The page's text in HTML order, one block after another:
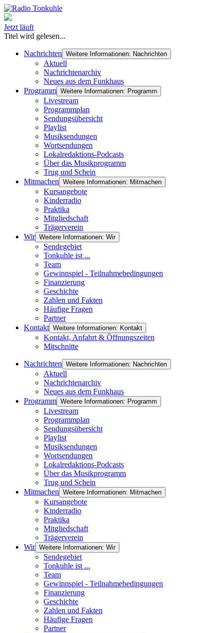
Jetzt läuft
Titel wird gelesen...
Nachrichten Weitere Informationen: Nachrichten
Aktuell
Nachrichtenarchiv
Neues aus dem Funkhaus
Programm Weitere Informationen: Programm
Livestream
Programmplan
Sendungsübersicht
Playlist
Musiksendungen
Wortsendungen
Lokalredaktions-Podcasts
Über das Musikprogramm
Trug und Schein
Mitmachen Weitere Informationen: Mitmachen
Kursangebote
Kinderradio
Praktika
Mitgliedschaft
Trägerverein
Wir Weitere Informationen: Wir
Sendegebiet
Tonkuhle ist ...
Team
Gewinnspiel - Teilnahmebedingungen
Finanzierung
Geschichte
Zahlen und Fakten
Häufige Fragen
Partner
Kontakt Weitere Informationen: Kontakt
Kontakt, Anfahrt & Öffnungszeiten
Mitschnitte
Nachrichten Weitere Informationen: Nachrichten
Aktuell
Nachrichtenarchiv
Neues aus dem Funkhaus
Programm Weitere Informationen: Programm
Livestream
Programmplan
Sendungsübersicht
Playlist
Musiksendungen
Wortsendungen
Lokalredaktions-Podcasts
Über das Musikprogramm
Trug und Schein
Mitmachen Weitere Informationen: Mitmachen
Kursangebote
Kinderradio
Praktika
Mitgliedschaft
Trägerverein
Wir Weitere Informationen: Wir
Sendegebiet
Tonkuhle ist ...
Team
Gewinnspiel - Teilnahmebedingungen
Finanzierung
Geschichte
Zahlen und Fakten
Häufige Fragen
Partner